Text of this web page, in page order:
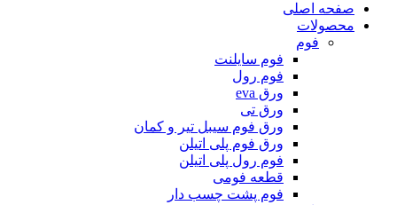
صفحه اصلی
محصولات
فوم
فوم سایلنت
فوم رول
ورق eva
ورق تی
ورق فوم سیبل تیر و کمان
ورق فوم پلی اتیلن
فوم رول پلی اتیلن
قطعه فومی
فوم پشت چسب دار